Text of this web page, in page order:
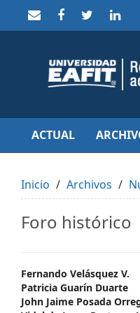
to
Main
Navigation
Content
Sidebar
ACTUAL
Inicio Archivos
Foro histórico
Main
Article
Fernando Velásquez V.
Patricia Guarín Duarte
John Jaime Posada